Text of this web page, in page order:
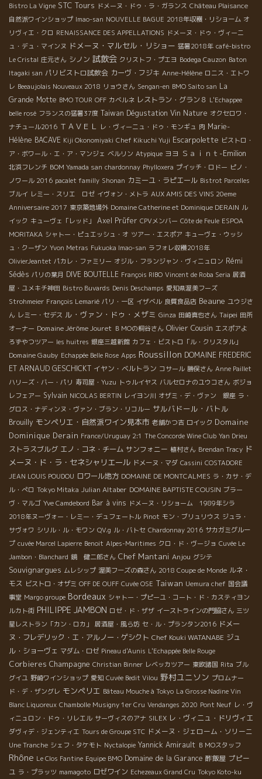
Bistro La Vigne STC Tours ドメーヌ・ドゥ・ラ・ガランス Château Plaisance
自然派ワインショップ Imao-san NOUVELLE BAGUE 2018年収穫・リショーム オ
リヴィエ・クロ RENAISSANCE DES APPELLATIONS ドメーヌ・ドゥ・ヴィーニ
ュ・デュ・マインヌ ドメーヌ・マルセル・リショー 猛暑2018年 café-bistro
Le Cristal 庄元さん シノン 試飲会 クリストフ・プエヨ Bodega Cauzon Baton
Itagaki san パリビストロ試飲会 カーヴ・フジキ Anne-Hélène ロニス・エトワ
レ Beeaujolais Nouveaux 2018 リョウさん Sengan-en BMO Saito san La
Grande Motte BMO TOUR OFF カベルネ レストラン・グラン８ L'Echappee
belle rosé フランスの猛暑37度 Taiwan Dégustation Vin Nature オクセロワ・
ナチュール2016 ＴＡＶＥＬ レ・ヴィーニュ・ドゥ・モンギュ 肉 Marie-
Hélène BACAVE Kiji Okonomiyaki Chef Kikuchi Yuji Escarpolette ビストロ・
ア・ボワール・エ・ア・マンジェ ベルリン Atypique ヨヨ Ｓａｉｎｔ-Emilion
北浜フレンチ BOM Yamada san chardonnay Phylloxera プイッチ・ロドー ピノ・
ノワール 2016 pacalet familly Shonan カミーユ・ラピエール Bistrot Parcelles
ブルイ レミー・スリエ ロゼ イヴォン・メトラ AUX AMIS DES VINS 20eme
Anniversaire 2017 東京築地場外 Domaine Catherine et Dominique DERAIN ル
イック キューヴェ「レッド」 Axel Prüfer CPVメンバー Côte de Feule ESPOA
MORITAKA シャトー・ピュエッシュ・オ ツアー・エスポア キューヴェ・ウッシ
ュ・クーザン Yvon Metras Fukuoka Imao-san ラフォレ収穫2018年
OlivierJeantet パカレ・ファミリー オジル・フランジャン・ヴィニュロン Rémi
Sédès パリの葉月 DIVE BOUTELLE François RIBO Vincent de Roba Seria 居酒
屋・ユメキチ神田 Bistro Buvards Denis Deschamps 愛知県渥美フーズ
Strohmeier François Lemarié パリ・一区 イザベル 良質食品店 Beaune ユウジさ
ん レミー・セデス ル・ヴァン・ドゥ・メザミ Ginza 田崎真也さん Taipei 田所
オーナー Domaine Jérôme Jouret ＢＭОの桐谷さん Olivier Cousin エスポアよ
ろずやつツアー les huitres 銀座三越新館 カフェ・ビストロ「ル・クリスタル」
Domaine Gauby Echappée Belle Rose Apps Roussillon DOMAINE FREDERIC
ET ARNAUD GESCHICKT イヤン・ベルトラン コサール 勝俣さん Anne Paillet
ハリーズ・バー・パリ 寿司屋・Yuzu トゥルイヤス バルセロナのユウコさん ボジョ
レフェアー Sylvain NICOLAS BERTIN レイヨン川 オザミ・デ・ヴァン 銀座 ラ・
グロス・ナディンヌ・ヴァン・ブラン・リコルー サルバドール・バトル
Brouilly モンペリエ・自然派ワイン見本市 老舗かつ吉 ロイック Domaine
Dominique Derain France/Uruguay 2:1 The Concorde Wine Club Yan Drieu
ストラスブルグ エノ・コネ・チーム サンフォニー 植村さん Brendan Tracy ド
メーヌ・ド・ラ・セネシャリエール ドメーヌ・マダ Cassini COSTADORE
JEAN LOUIS POUDOU ロワール地方 DOMAINE DE MONTCALMES ラ・カサ・デ
ル・ぺロ Tokyo Mitaka Julian Altaber DOMAINE BAPTISTE COUSIN ブラー
ヴ・マルゴ Yve Camdebord Bar à vins ドメーヌ・リショーム 1989年シラ
2018年ヌーヴォー・レミー・デュフェートル Pinot モン・ブリュリウス ジュラ・
サヴォワ シリル・ル・モワン QV.g ル・バトセ Chardonnay 2016 サカガミグルー
プ cuvée Marcel Lapierre Benoit Alpes-Maritimes クロ・ド・ヴージョ Cuvée Le
Jambon・Blanchard 鏡 健二郎さん Chef Mantani Anjou グシテ
Souvignargues ムレシップ 渥美フーズの森さん 2018 Coupe de Monde ルネ・
モス ビストロ・オザミ OFF DE OUFF Cuvée OSE Taiwan Uemura chef 国会議
事堂 Margo groupe Bordeaux シャトー・プピーユ・コート・ド・カスティヨン
ルカト街 PHILIPPE JAMBON ロゼ・ド・ザザ イーストラインの門脇さん 三ツ
星レストラン「カン・ロカ」
居酒屋・風ら坊 セ・ル・プランタン2016 ドメー
ヌ・フレデリック・エ・アルノー・ゲシクト Chef Kouki WATANABE ジュ
ル・ショーヴェ マダム・ロゼ Pineau d'Aunis L'Echappée Belle Rouge
Corbieres Champagne Christian Binner レベッカツアー 東欧諸国 Rita ブル
グイユ 野崎ワインショップ 愛知 Cuvée Bedit Vilou 野村ユニソン プロムナー
ド・デ・ザングレ モンペリエ Bâteau Mouche à Tokyo La Grosse Nadine Vin
Blanc Liquoreux Chambolle Musigny 1er Cru Vendanges 2020 Pont Neuf レ・ヴ
ィニュロン・ドゥ・リレエル サーヴィスのアナ SILEX レ・ヴィニュ・ドリヴィエ
ダヴィデ・ジェンティエ Tours de Groupe STC ドメーヌ・ジェローム・ソリーニ
Une Tranche シェフ・タケモト Nyctalopie Yannick Amirault ＢＭОスタッフ
Rhône Le Clos Fantine Equipe BMO Domaine de la Garance 酢飯屋 プピー
ユ ラ・プラッツ mamagoto ロゼワイン Echezeaux Grand Cru Tokyo Koto-ku